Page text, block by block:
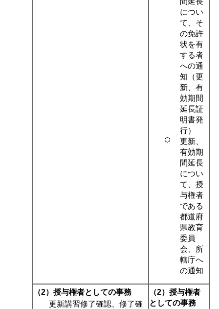
につい
て、そ
の免許
状を有
する者
への通
知（更
新、有
効期間
延長証
明書発
行）
更新、
有効期
間延長
につい
て、授
与権者
である
都道府
県教育
委員
会、所
轄庁へ
の通知
（2）授与権者としての事務
更新講習修了確認、修了確
（2）授与権者
としての事務